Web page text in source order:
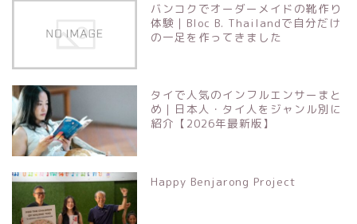
バンコクでオーダーメイドの靴作り
体験｜Bloc B. Thailandで自分だけ
の一足を作ってきました
タイで人気のインフルエンサーまと
め｜日本人・タイ人をジャンル別に
紹介【2026年最新版】
Happy Benjarong Project